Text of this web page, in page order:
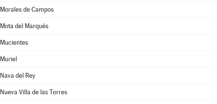
Morales de Campos
Mota del Marqués
Mucientes
Muriel
Nava del Rey
Nueva Villa de las Torres